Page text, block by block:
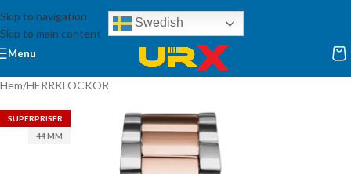
Skip to navigation
Skip to main content
Swedish
Menu
Hem/HERRKLOCKOR
SUPERPRISER
44 MM